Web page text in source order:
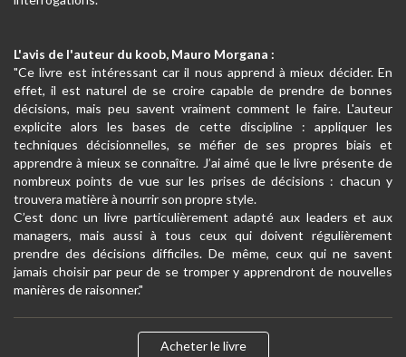
L'avis de l'auteur du koob, Mauro Morgana :
"Ce livre est intéressant car il nous apprend à mieux décider. En
effet, il est naturel de se croire capable de prendre de bonnes
décisions, mais peu savent vraiment comment le faire. L'auteur
explicite alors les bases de cette discipline : appliquer les
techniques décisionnelles, se méfier de ses propres biais et
apprendre à mieux se connaître. J’ai aimé que le livre présente de
nombreux points de vue sur les prises de décisions : chacun y
trouvera matière à nourrir son propre style.
C’est donc un livre particulièrement adapté aux leaders et aux
managers, mais aussi à tous ceux qui doivent régulièrement
prendre des décisions difficiles. De même, ceux qui ne savent
jamais choisir par peur de se tromper y apprendront de nouvelles
manières de raisonner."
Acheter le livre